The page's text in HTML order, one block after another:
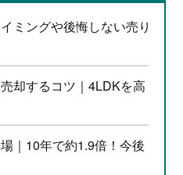
ミングや後悔しない売り
却するコツ｜4LDKを高
｜10年で約1.9倍！今後